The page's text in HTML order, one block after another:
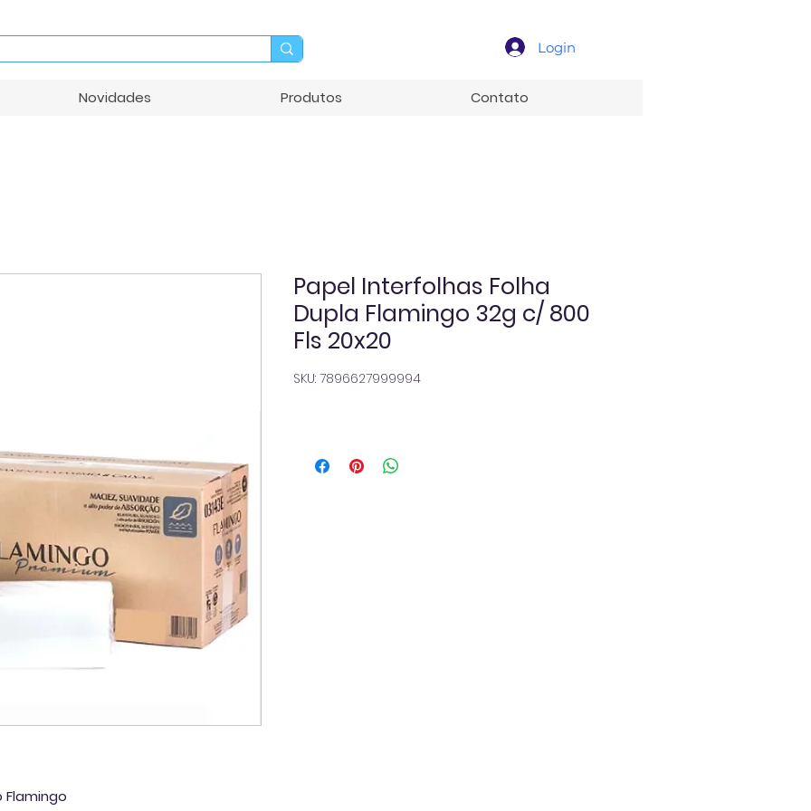
Login
Novidades Produtos Contato
Papel Interfolhas Folha
Dupla Flamingo 32g c/ 800
Fls 20x20
SKU: 7896627999994